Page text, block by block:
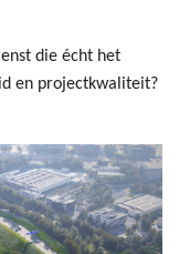
die écht het
en projectkwaliteit?